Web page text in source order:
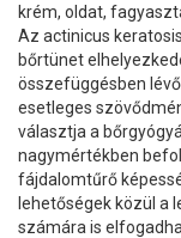
krém, oldat,
Az actinicus
bőrtünet
összefüggésben
esetleges
választja a
nagymértékben
fájdalomtűrő
lehetőségek közül a
számára is